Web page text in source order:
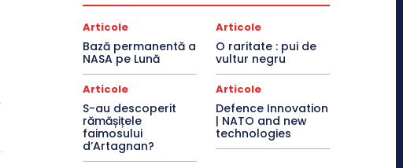
Articole
Bază permanentă a
NASA pe Lună
Articole
O raritate : pui de
vultur negru
Articole
S-au descoperit
rămășițele
faimosului
d’Artagnan?
Articole
Defence Innovation
| NATO and new
technologies